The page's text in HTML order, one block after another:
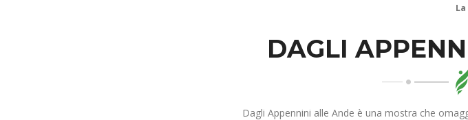
DAGLI
Dagli Appennini alle Ande è una mostra che